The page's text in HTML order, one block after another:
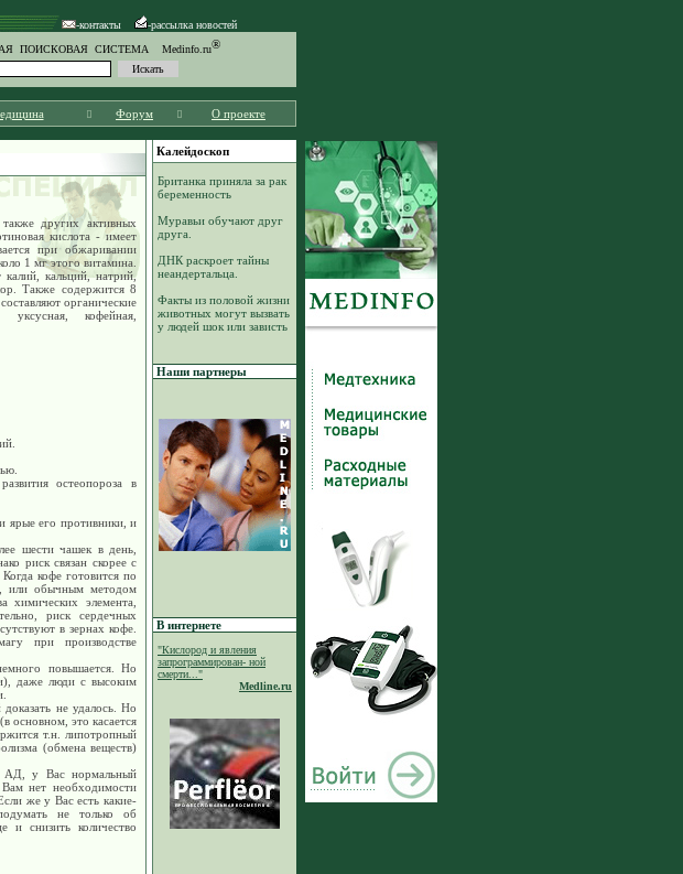
-контакты -рассылка новостей
ПОИСКОВАЯ СИСТЕМА Medinfo.ru®
Форум О проекте
других активных
кислота - имеет
при обжаривании
1 мг этого витамина.
калий, кальций, натрий,
Также содержится 8
органические
уксусная, кофейная,
остеопороза в
ярые его противники, и
шести чашек в день,
риск связан скорее с
кофе готовится по
или обычным методом
химических элемента,
риск сердечных
в зернах кофе.
при производстве
повышается. Но
даже люди с высоким
не удалось. Но
основном, это касается
т.н. липотропный
(обмена веществ)
АД, у Вас нормальный
нет необходимости
же у Вас есть какие-
не только об
и снизить количество
Калейдоскоп
Британка приняла за рак
беременность
Муравьи обучают друг
друга.
ДНК раскроет тайны
неандертальца.
Факты из половой жизни
животных могут вызвать
у людей шок или зависть
Наши партнеры
В интернете
"Кислород и явления
запрограммирован- ной
смерти..."
Medline.ru